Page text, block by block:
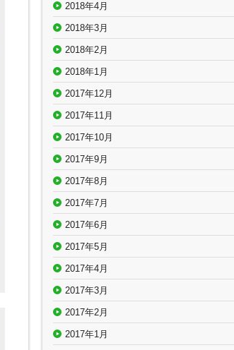
2018年4月
2018年3月
2018年2月
2018年1月
2017年12月
2017年11月
2017年10月
2017年9月
2017年8月
2017年7月
2017年6月
2017年5月
2017年4月
2017年3月
2017年2月
2017年1月